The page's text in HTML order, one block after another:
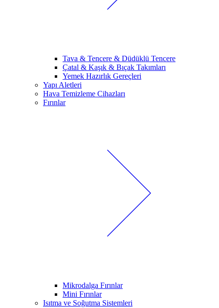
Tava & Tencere & Düdüklü Tencere
Çatal & Kaşık & Bıçak Takımları
Yemek Hazırlık Gereçleri
Yapı Aletleri
Hava Temizleme Cihazları
Fırınlar
Mikrodalga Fırınlar
Mini Fırınlar
Isıtma ve Soğutma Sistemleri